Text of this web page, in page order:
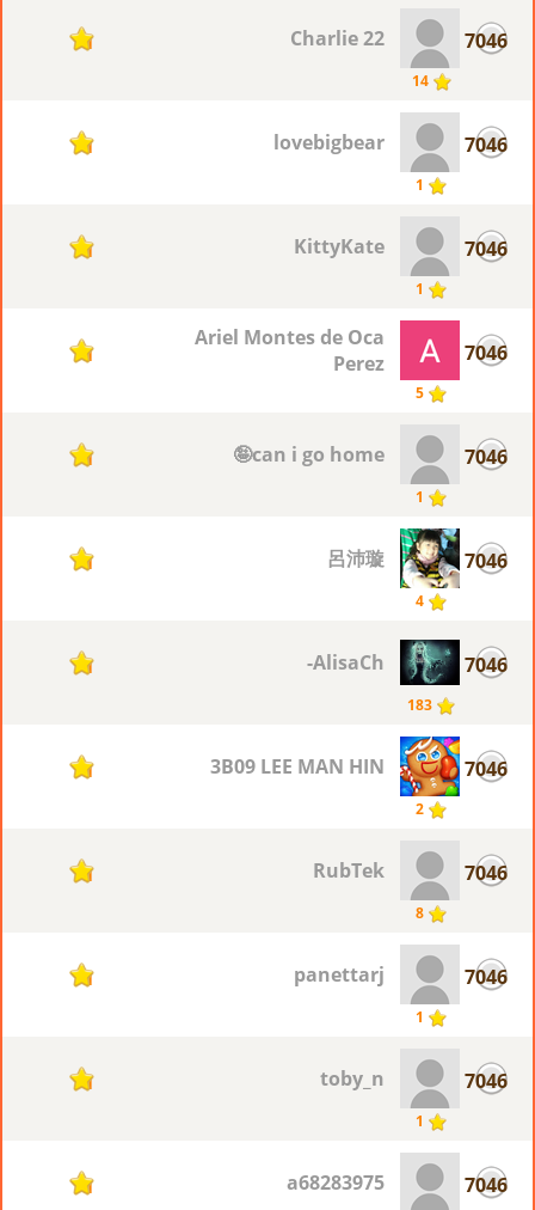
7046
14
Charlie 22
1
7046
1
lovebigbear
1
7046
1
KittyKate
1
7046
5
Ariel Montes de Oca
Perez
1
7046
1
can i go home🤪
1
7046
4
呂沛璇
1
7046
183
AlisaCh-
1
7046
2
3B09 LEE MAN HIN
1
7046
8
RubTek
1
7046
1
panettarj
1
7046
1
toby_n
1
7046
a68283975
1